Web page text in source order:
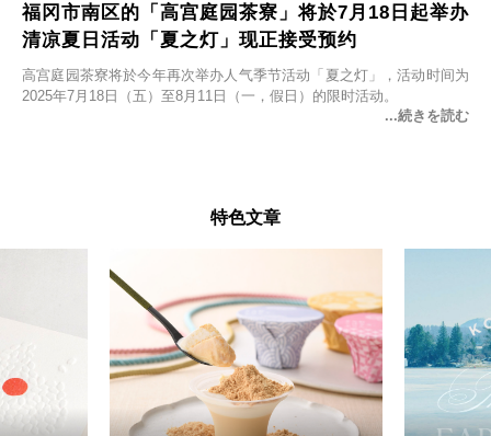
福冈市南区的「高宫庭园茶寮」将於7月18日起举办
清凉夏日活动「夏之灯」现正接受预约
高宫庭园茶寮将於今年再次举办人气季节活动「夏之灯」，活动时间为
2025年7月18日（五）至8月11日（一，假日）的限时活动。
特色文章